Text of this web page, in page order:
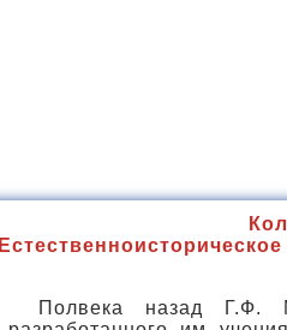
Полвека назад Г.Ф.